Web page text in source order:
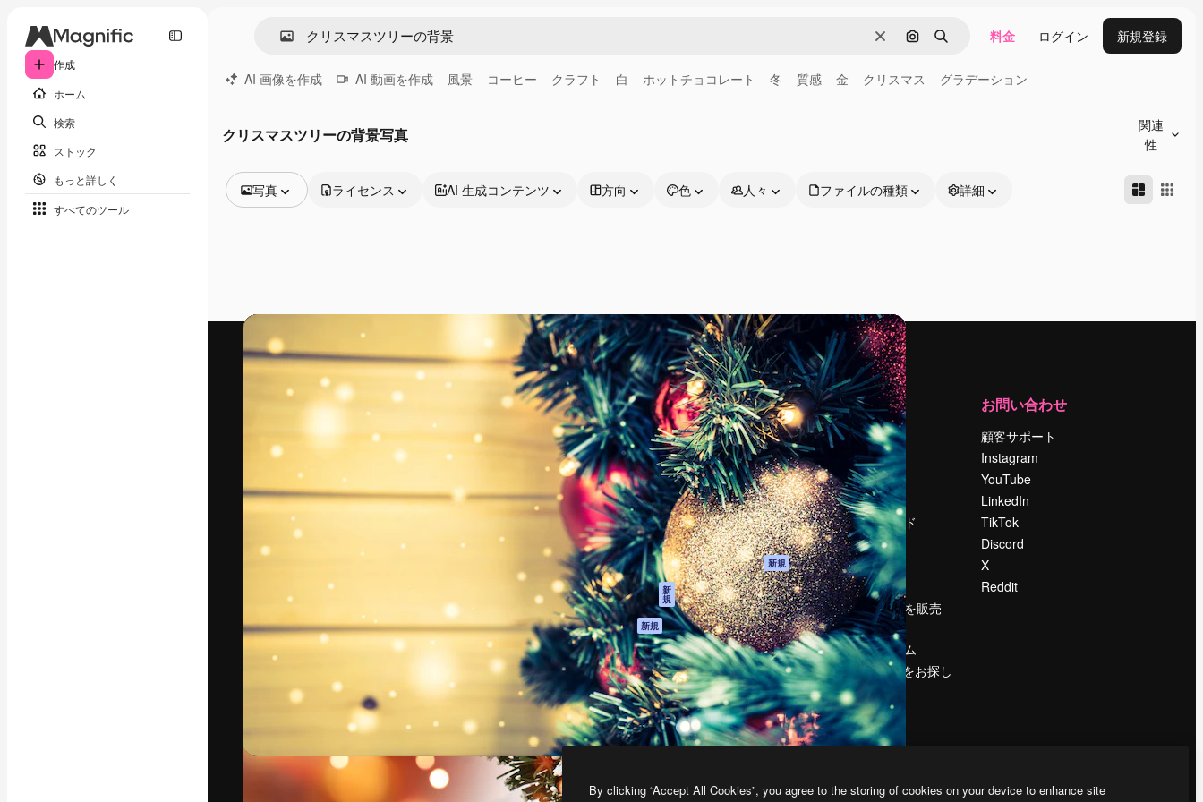
作成
ホーム
検索
ストック
もっと詳しく
すべてのツール
消去 画像で検索
検索 料金 ログイン 新規登録
AI 画像を作成 AI 動画を作成 風景 コーヒー クラフト 白 ホットチョコレート 冬 質感 金 クリスマス グラデーション
クリスマスツリーの背景写真
関連
性
写真
動画
映像素材
モーショングラフィックス
動画テンプレート
ライセンス AI 生成コンテンツ 方向 色 人々 ファイルの種類 詳細
最高のクリエイティブ制作を導くためのプラ
ットフォーム。クリエイター、企業、代理
店、スタジオを含む100万人以上が利用して
います。
製品
Spaces
AI アシスタント
AI 画像生成ツール
AI 動画生成ツール
AI 音声合成ツール
ストックコンテン
ツ
Claude/ChatGPT
向けMCP
新
規
エージェント 新規
API
モバイルアプリ
すべてのMagnificツ
ール
はじめに
Academy
ドキュメント
サポート
利用規約
プライバシーポリ
シー
オリジナル 新規
クッキーポリシー
トラストセンター
アフィリエイト
法人向け
運営
料金
会社概要
Reviews
採用情報
検索トレンド
ブログ
イベント
Slidesgo
コンテンツを販売
する
プレスルーム
magnific.aiをお探し
ですか？
お問い合わせ
顧客サポート
Instagram
YouTube
LinkedIn
TikTok
Discord
X
Reddit
Copyright © 2010- 2026 Freepik Company S.L.U.無断複写・転載を禁じます
By clicking “Accept All Cookies”, you agree to the storing of cookies on your device to enhance site